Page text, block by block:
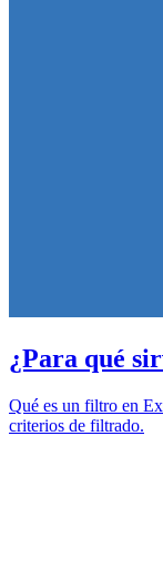
¿Para qué
Qué es un filtro en
criterios de filtrado.